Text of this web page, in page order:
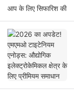
आप के लिए सिफारिश की